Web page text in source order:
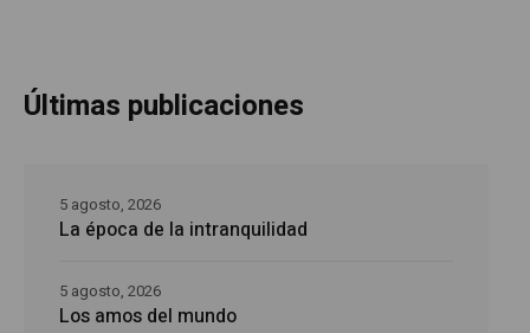
Últimas publicaciones
La época de la intranquilidad
5 agosto, 2026
Los amos del mundo
5 agosto, 2026